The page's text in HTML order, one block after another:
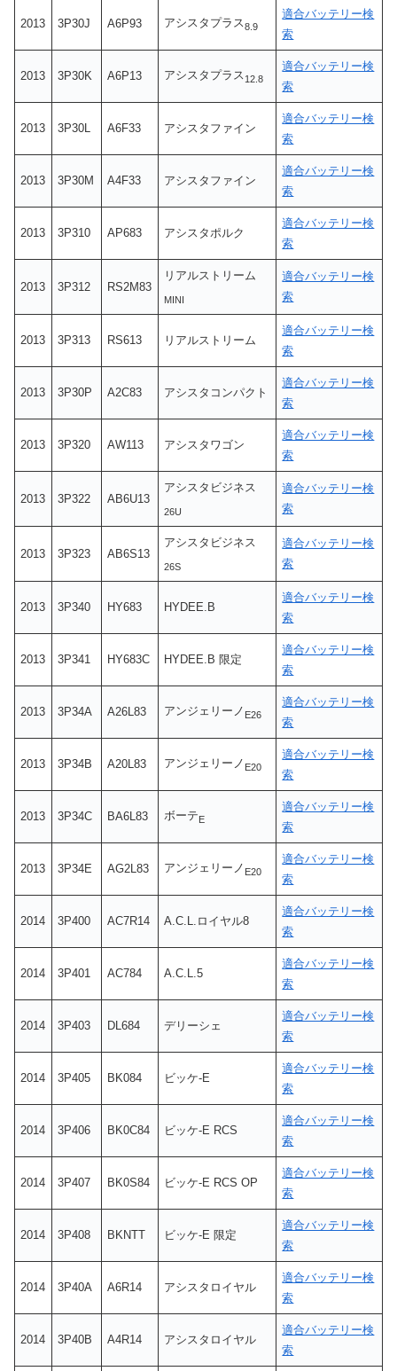
2013 3P30J A6P93 アシスタプラス8.9
適合バッテリー検
索
2013 3P30K A6P13 アシスタプラス 12.8
適合バッテリー検
索
2013 3P30L A6F33 アシスタファイン
適合バッテリー検
索
2013 3P30M A4F33 アシスタファイン
適合バッテリー検
索
2013 3P310 AP683 アシスタポルク
適合バッテリー検
索
2013 3P312 RS2M83
リアルストリーム
MINI
適合バッテリー検
索
2013 3P313 RS613 リアルストリーム
適合バッテリー検
索
2013 3P30P A2C83 アシスタコンパクト
適合バッテリー検
索
2013 3P320 AW113 アシスタワゴン
適合バッテリー検
索
2013 3P322 AB6U13
アシスタビジネス
26U
適合バッテリー検
索
2013 3P323 AB6S13
アシスタビジネス
26S
適合バッテリー検
索
2013 3P340 HY683 HYDEE.B
適合バッテリー検
索
2013 3P341 HY683C HYDEE.B 限定
適合バッテリー検
索
2013 3P34A A26L83 アンジェリーノ E26
適合バッテリー検
索
2013 3P34B A20L83 アンジェリーノ E20
適合バッテリー検
索
2013 3P34C BA6L83 ボーテE
適合バッテリー検
索
2013 3P34E AG2L83 アンジェリーノ E20
適合バッテリー検
索
2014 3P400 AC7R14 A.C.L.ロイヤル8
適合バッテリー検
索
2014 3P401 AC784 A.C.L.5
適合バッテリー検
索
2014 3P403 DL684 デリーシェ
適合バッテリー検
索
2014 3P405 BK084 ビッケ-E
適合バッテリー検
索
2014 3P406 BK0C84 ビッケ-E RCS
適合バッテリー検
索
2014 3P407 BK0S84 ビッケ-E RCS OP
適合バッテリー検
索
2014 3P408 BKNTT ビッケ-E 限定
適合バッテリー検
索
2014 3P40A A6R14 アシスタロイヤル
適合バッテリー検
索
2014 3P40B A4R14 アシスタロイヤル
適合バッテリー検
索